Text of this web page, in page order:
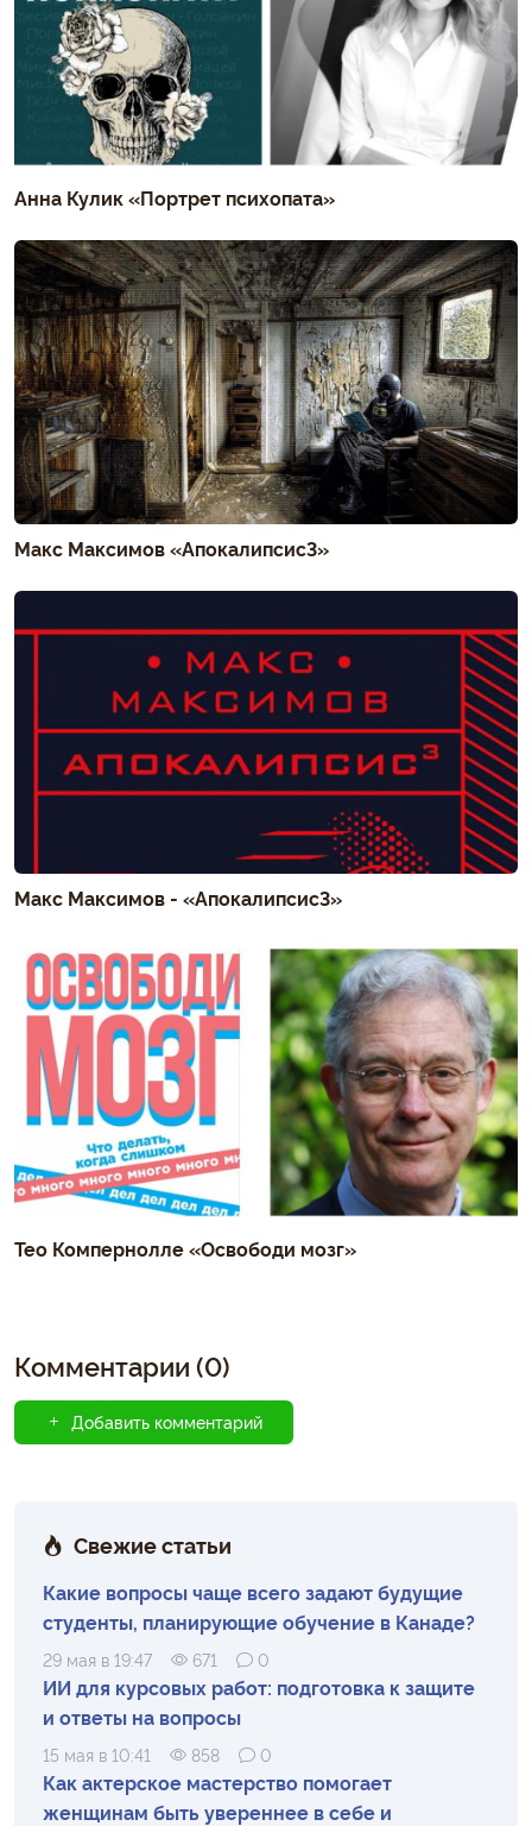
Анна Кулик «Портрет психопата»
Макс Максимов «Апокалипсис3»
Макс Максимов - «Апокалипсис3»
Тео Компернолле «Освободи мозг»
Комментарии (0)
Добавить комментарий
Свежие статьи
Какие вопросы чаще всего задают будущие
студенты, планирующие обучение в Канаде?
29 мая в 19:47 671 0
ИИ для курсовых работ: подготовка к защите
и ответы на вопросы
15 мая в 10:41 858 0
Как актерское мастерство помогает
женщинам быть увереннее в себе и